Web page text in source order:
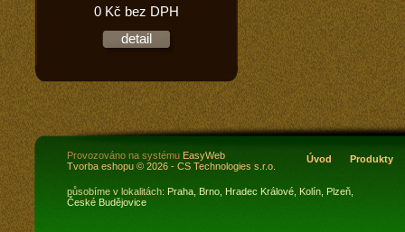
0 Kč bez DPH
detail
Úvod Produkty
Provozováno na systému EasyWeb
Tvorba eshopu © 2026 - CS Technologies s.r.o.
působíme v lokalitách: Praha, Brno, Hradec Králové, Kolín, Plzeň,
České Budějovice